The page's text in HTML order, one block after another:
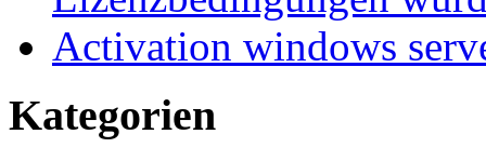
Activation windows
Kategorien